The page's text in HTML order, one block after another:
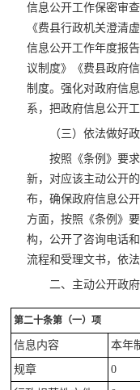
信息公开工作保密审
《费县行政机关澄清
信息公开工作年度报
议制度》《费县政府
制度。强化对政府信
系，把政府信息公开
（三）依法做好
按照《条例》要
新，对应该主动公开
布，确保政府信息公
方面，按照《条例》
构，公开了咨询电话
流程和受理文书，依
二、主动公开政
第二十条第（一）项
信息内容 本年
规章
0